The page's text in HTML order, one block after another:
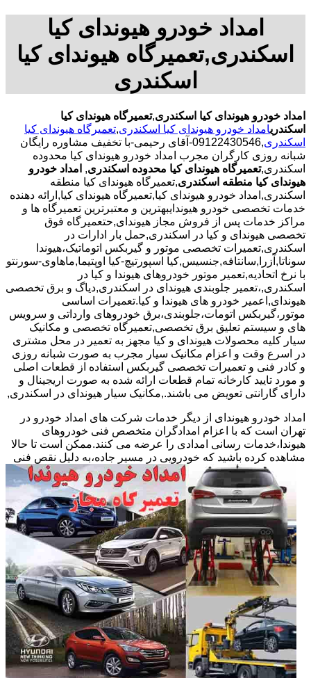
امداد خودرو هیوندای کیا
اسکندری,تعمیرگاه هیوندای کیا
اسکندری
امداد خودرو هیوندای کیا اسکندری,تعمیرگاه هیوندای کیا
اسکندریامداد خودرو هیوندای کیا اسکندری,تعمیرگاه هیوندای کیا
اسکندری
,09122430546-آقای رحیمی-با تخفیف مشاوره رایگان
شبانه روزی کارگران مجرب امداد خودرو هیوندای کیا محدوده
اسکندری,تعمیرگاه هیوندای کیا محدوده اسکندری, امداد خودرو
هیوندای کیا منطقه اسکندری,تعمیرگاه هیوندای کیا منطقه
اسکندری,امداد خودرو هیوندای کیا,تعمیرگاه هیوندای کیا,ارائه دهنده
خدمات تخصصی خودرو هیوندایبهترین و معتبرترین تعمیرگاه ها و
مراکز خدمات پس از فروش مجاز هیوندای,حتعمیرگاه فوق
تخصصی هیوندای و کیا در اسکندری,حمل بار ادارات در
اسکندری,تعمیرات تخصصی موتور و گیربکس اتوماتیک،هیوندا
سوناتا,آزرا,سانتافه,جنسیس,کیا اسپورتیچ-کیا اوپتیما‌,ماهاوی-سورنتو
با نرخ اتحادیه,تعمیر موتور خودروهای هیوندا و کیا در
اسکندری,،تعمیر جلوبندی هیوندای در اسکندری,دیاگ و برق تخصصی
هیوندای,اعمیر خودرو های هیوندا و کیا.تعمیرات اساسی
موتور،گیربکس اتومات،جلوبندی،برق خودروهای وارداتی و سرویس
های و سیستم تعلیق برق تخصصی,تعمیرگاه تخصصی و مکانیک
سیار کلیه محصولات هیوندای و کیا مجهز به تعمیر در محل مشتری
در اسرع وقت و اعزام مکانیک سیار مجرب به صورت شبانه روزی
و کادر فنی و تعمیرات تخصصی گیربکس استفاده از قطعات اصلی
و مورد تایید کارخانه تمام قطعات ارائه شده به صورت اریجینال و
دارای گارانتی تعویض می باشند.,مکانیک سیار هیوندای در اسکندری,
امداد خودرو هیوندای از دیگر خدمات شرکت های امداد خودرو در
تهران است که با اعزام امدادگران متخصص فنی خودروهای
هیوندا،خدمات رسانی امدادی را عرضه می کنند.ممکن است تا حالا
مشاهده کرده باشید که خودرویی در مسیر جاده،به دلیل نقص فنی